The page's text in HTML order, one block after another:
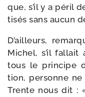
que, s’il y a péril
ti­sés sans aucun
D’ailleurs,
Michel, s’il fal­lait
tous le prin­cipe
tion, per­sonne
Trente nous dit :